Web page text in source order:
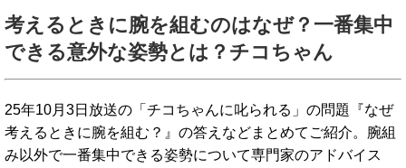
考えるときに腕を組むのはなぜ？一番集中
できる意外な姿勢とは？チコちゃん
25年10月3日放送の「チコちゃんに叱られる」の問題『なぜ
考えるときに腕を組む？』の答えなどまとめてご紹介。腕組
み以外で一番集中できる姿勢について専門家のアドバイス